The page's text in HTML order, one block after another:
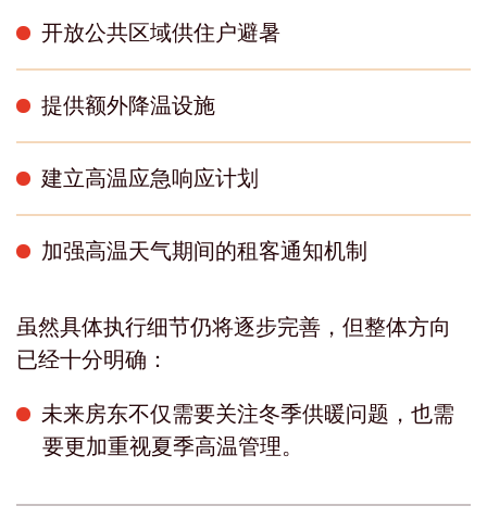
开放公共区域供住户避暑
提供额外降温设施
建立高温应急响应计划
加强高温天气期间的租客通知机制
虽然具体执行细节仍将逐步完善，但整体方向
已经十分明确：
未来房东不仅需要关注冬季供暖问题，也需
要更加重视夏季高温管理。